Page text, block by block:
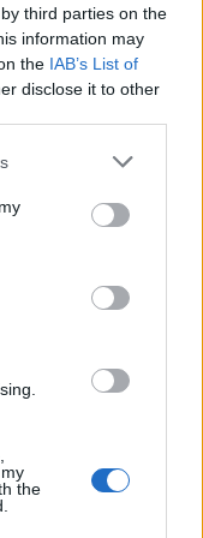
third parties on the
information may
the IAB’s List of
disclose it to other
the